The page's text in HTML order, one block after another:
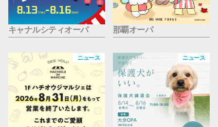
キャナルシティオーパ 那覇オーパ
ニュース ニュース